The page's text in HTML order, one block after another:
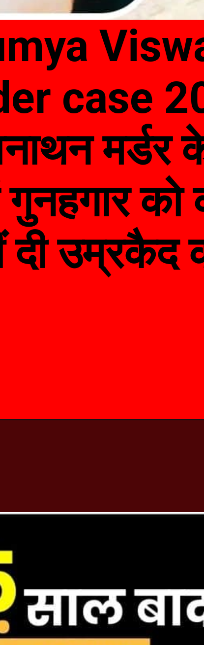
case
मर्डर
को
दी उम्रकैद